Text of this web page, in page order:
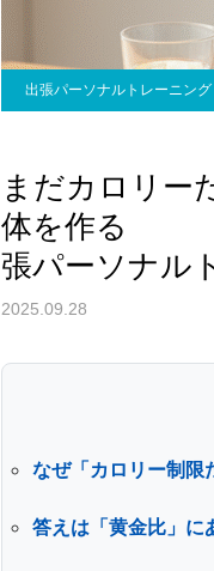
出張パーソナルトレーニング
まだカロリー
体を作る 「
張パーソナル
2025.09.28
なぜ「カロリー制限
答えは「黄金比」に